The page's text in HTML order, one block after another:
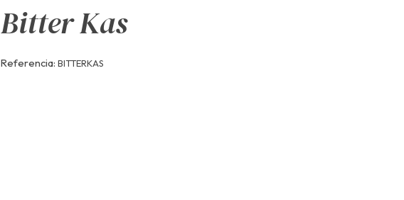
Bitter Kas
Referencia:BITTERKAS